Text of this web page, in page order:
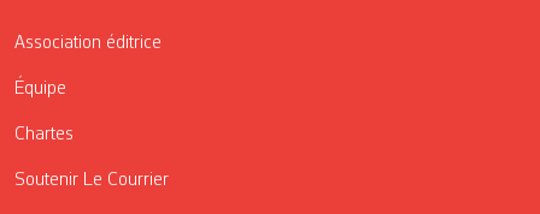
Association éditrice
Équipe
Chartes
Soutenir Le Courrier